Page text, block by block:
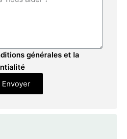
générales et la
Envoyer